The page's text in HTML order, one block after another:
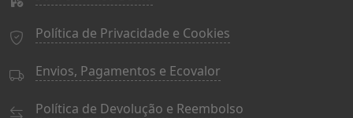
Política de Privacidade e Cookies
Envios, Pagamentos e Ecovalor
Política de Devolução e Reembolso